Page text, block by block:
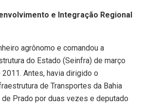
e Integração Regional
agrônomo e comandou a
do Estado (Seinfra) de março
Antes, havia dirigido o
de Transportes da Bahia
Prado por duas vezes e deputado